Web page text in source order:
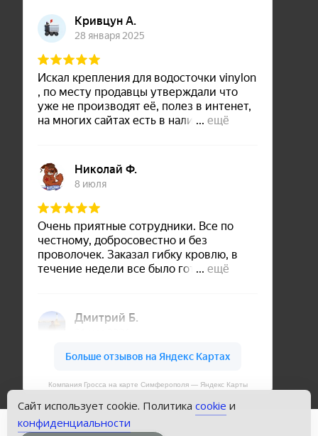
Компания Гросса на карте Симферополя — Яндекс Карты
Сайт использует cookie. Политика cookie и
конфиденциальности